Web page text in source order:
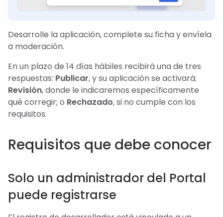
Desarrolle la aplicación, complete su ficha y envíela
a moderación.
En un plazo de 14 días hábiles recibirá una de tres
respuestas: Publicar, y su aplicación se activará;
Revisión, donde le indicaremos específicamente
qué corregir; o Rechazado, si no cumple con los
requisitos.
Requisitos que debe conocer
Solo un administrador del Portal
puede registrarse